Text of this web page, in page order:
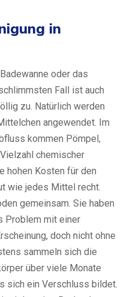
in
oder das
Fall ist auch
zu. Natürlich werden
angewendet. Im
kommen Pömpel,
chemischer
hohen Kosten für den
wie jedes Mittel recht.
gemeinsam. Sie haben
Problem mit einer
doch nicht ohne
sammeln sich die
über viele Monate
sich ein Verschluss bildet.